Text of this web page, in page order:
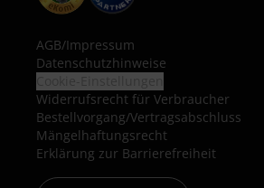
AGB/Impressum
Datenschutzhinweise
Widerrufsrecht für Verbraucher
Bestellvorgang/Vertragsabschluss
Mängelhaftungsrecht
Erklärung zur Barrierefreiheit